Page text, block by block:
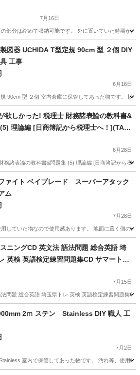
7月16日
部分は縮めて収納可能です。 外に置いていた時期が
その他 キャリー
図器 UCHIDA T型定規 90cm 型 ２個 DIY
工事
6月18日
90cm 型 ２個 室内倉庫に保管してあった物です。 以
その他 UCHIDA
欲しかった! 税理士 財務諸表論の教科書&
簿記から税理士へ！](TAC
んなが欲しかった!シリーズ)
6月28日
務諸表論の教科書&問題集 (5) 理論編 [日商簿記から税
就職、資格 TAC出版
ァイト ベイブレード スーパーアタック
ム
7月28日
していた物なので使用感あります。 地面に置く側の
その他 メタルファイト ベイブレード
ニングCD 英文法 語法問題 総合英語 埼
英検 英語検定練習問題集CD サマートレ
英語CD 学習用 CDセット
7月15日
問題 総合英語 埼玉県トレ 英検 英語検定練習問題集
2ｍ ステン Stainless DIY 職人 工
7月2日
室内で保管してあった物です。 汚れ等、使用感